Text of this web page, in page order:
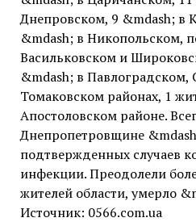
Днепровском, 9 &mdash; в
&mdash; в Никопольском,
Васильковском и
&mdash; в Павлоградском,
Томаковском районах, 1
Апостоловском районе.
Днепропетровщине
подтвержденных случаев
инфекции. Преодолели
жителей области, умерло
Источник: 0566.com.ua